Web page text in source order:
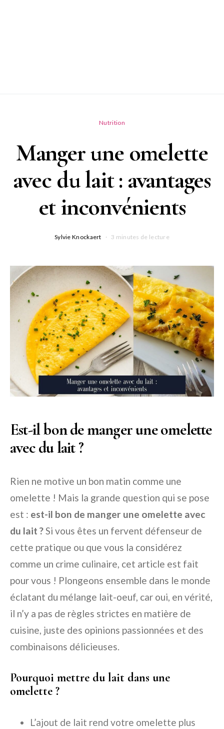
Nutrition
Manger une omelette
avec du lait : avantages
et inconvénients
Sylvie Knockaert 3 minutes de lecture
Est-il bon de manger une omelette
avec du lait ?
Rien ne motive un bon matin comme une
omelette ! Mais la grande question qui se pose
est : est-il bon de manger une omelette avec
du lait ?Si vous êtes un fervent défenseur de
cette pratique ou que vous la considérez
comme un crime culinaire, cet article est fait
pour vous ! Plongeons ensemble dans le monde
éclatant du mélange lait-oeuf, car oui, en vérité,
il n’y a pas de règles strictes en matière de
cuisine, juste des opinions passionnées et des
combinaisons délicieuses.
Pourquoi mettre du lait dans une
omelette ?
L’ajout de lait rend votre omelette plus